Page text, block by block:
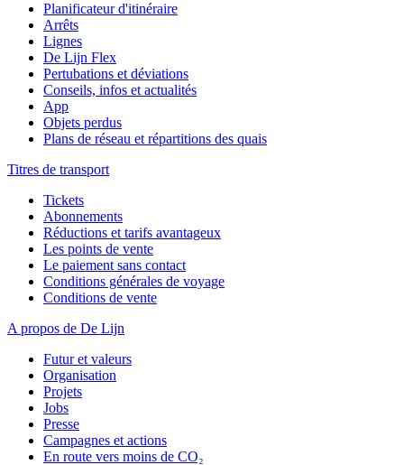
Planificateur d'itinéraire
Arrêts
Lignes
De Lijn Flex
Pertubations et déviations
Conseils, infos et actualités
App
Objets perdus
Plans de réseau et répartitions des quais
Titres de transport
Tickets
Abonnements
Réductions et tarifs avantageux
Les points de vente
Le paiement sans contact
Conditions générales de voyage
Conditions de vente
A propos de De Lijn
Futur et valeurs
Organisation
Projets
Jobs
Presse
Campagnes et actions
En route vers moins de CO₂